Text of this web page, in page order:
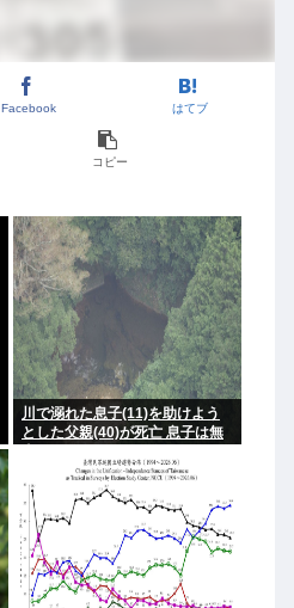
Facebook はてブ
コピー
川で溺れた息子(11)を助けよう
とした父親(40)が死亡 息子は無